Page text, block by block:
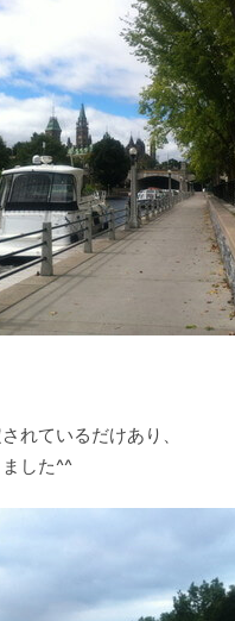
れているだけあり、
した^^